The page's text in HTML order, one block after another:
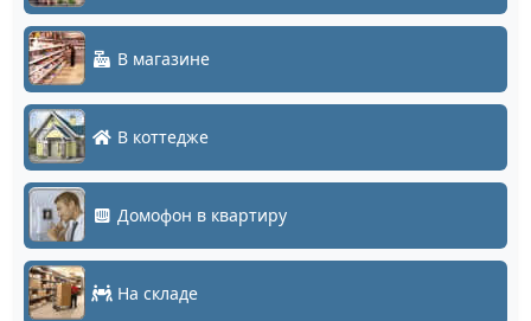
В магазине
В коттедже
Домофон в квартиру
На складе